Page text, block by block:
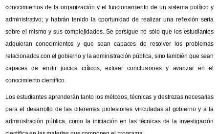
conocimientos de la organización y el funcionamiento de un sistema político y
administrativo; y habrán tenido la oportunidad de realizar una reflexión seria
sobre el mismo y sus complejidades. Se persigue no sólo que los estudiantes
adquieran conocimientos y que sean capaces de resolver los problemas
relacionados con el gobierno y la administración pública, sino también que sean
capaces de emitir juicios críticos, extraer conclusiones y avanzar en el
conocimiento científico.
Los estudiantes aprenderán tanto los métodos, técnicas y destrezas necesarias
para el desarrollo de las diferentes profesiones vinculadas al gobierno y a la
administración pública, como la iniciación en las técnicas de la investigación